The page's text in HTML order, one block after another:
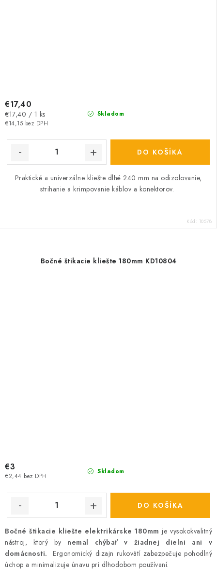
Skladom
€14,15 bez DPH
€17,40
Jednotková
cena:
€17,40 / 1 ks
DO KOŠÍKA
Praktické a univerzálne kliešte dlhé 240 mm na odizolovanie,
strihanie a krimpovanie káblov a konektorov.
Kód: 10578
Bočné štikacie kliešte 180mm KD10804
Skladom
€2,44 bez DPH
€3
DO KOŠÍKA
Bočné štikacie kliešte elektrikárske 180mm je vysokokvalitný
nástroj, ktorý by nemal chýbať v žiadnej dielni ani v
domácnosti.
Ergonomický dizajn rukovätí zabezpečuje pohodlný
úchop a minimalizuje únavu pri dlhodobom používaní.